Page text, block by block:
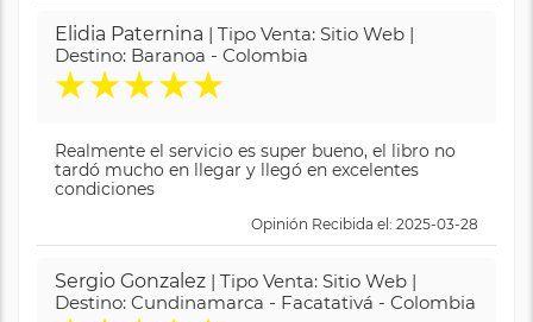
Elidia Paternina | Tipo Venta: Sitio Web |
Destino: Baranoa - Colombia
★★★★★
Realmente el servicio es super bueno, el libro no
tardó mucho en llegar y llegó en excelentes
condiciones
Opinión Recibida el: 2025-03-28
Sergio Gonzalez | Tipo Venta: Sitio Web |
Destino: Cundinamarca - Facatativá - Colombia